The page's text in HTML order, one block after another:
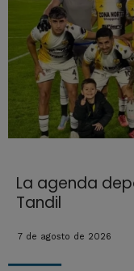
La agenda
Tandil
7 de agosto de 2026